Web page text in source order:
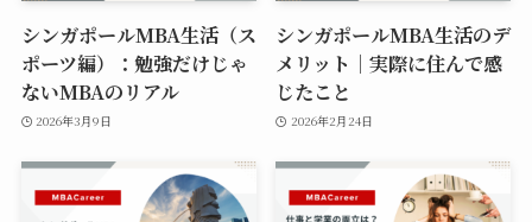
シンガポールMBA生活（ス
ポーツ編）：勉強だけじゃ
ないMBAのリアル
2026年3月9日
シンガポールMBA生活のデ
メリット｜実際に住んで感
じたこと
2026年2月24日